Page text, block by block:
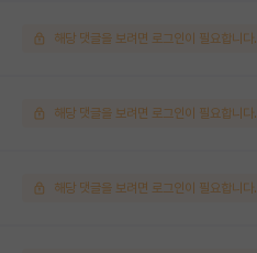
해당 댓글을 보려면 로그인이 필요합니다.
해당 댓글을 보려면 로그인이 필요합니다.
해당 댓글을 보려면 로그인이 필요합니다.